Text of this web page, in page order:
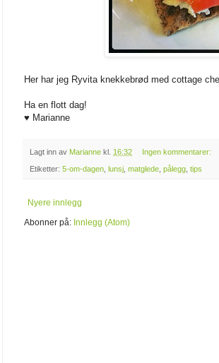
Her har jeg Ryvita knekkebrød med cottage
Ha en flott dag!
♥ Marianne
Lagt inn av Marianne kl. 16:32 Ingen kommentarer:
Etiketter: 5-om-dagen lunsj matglede pålegg tips
Nyere innlegg
Abonner på: Innlegg (Atom)